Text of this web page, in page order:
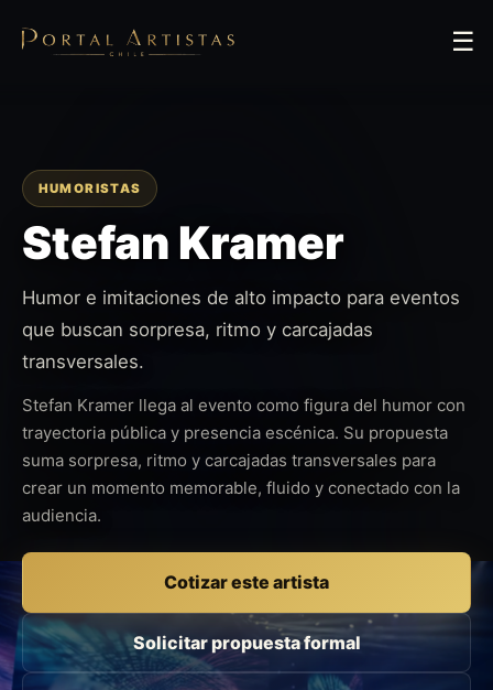
☰
HUMORISTAS
Stefan Kramer
Humor e imitaciones de alto impacto para eventos
que buscan sorpresa, ritmo y carcajadas
transversales.
Stefan Kramer llega al evento como figura del humor con
trayectoria pública y presencia escénica. Su propuesta
suma sorpresa, ritmo y carcajadas transversales para
crear un momento memorable, fluido y conectado con la
audiencia.
Cotizar este artista
Solicitar propuesta formal